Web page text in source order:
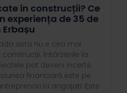
în construcții? Ce
experiența de 35 de
asta nu e cea mai
Întârzierile la
pot deveni incerte
financiară este pe
la angajați. Este